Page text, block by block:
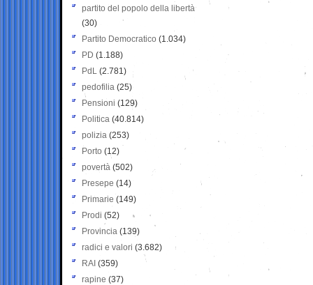
partito del popolo della libertà
(30)
Partito Democratico (1.034)
PD (1.188)
PdL (2.781)
pedofilia (25)
Pensioni (129)
Politica (40.814)
polizia (253)
Porto (12)
povertà (502)
Presepe (14)
Primarie (149)
Prodi (52)
Provincia (139)
radici e valori (3.682)
RAI (359)
rapine (37)